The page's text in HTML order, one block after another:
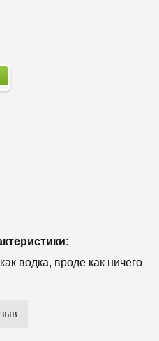
водка, вроде как ничего